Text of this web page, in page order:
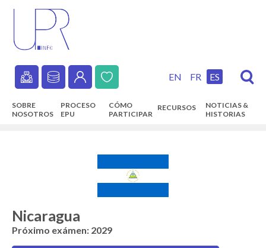
content
Secondary
navigation
EN FR ES
SOBRE
NOSOTROS
PROCESO
EPU
CÓMO
PARTICIPAR
RECURSOS
NOTICIAS &
HISTORIAS
Nicaragua
Próximo exámen: 2029